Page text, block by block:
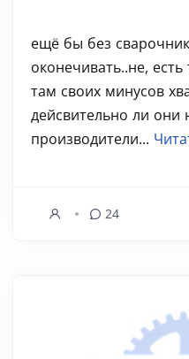
ещё бы без
оконечивать..не,
там своих минусов
дейсвительно ли они
производители...
24